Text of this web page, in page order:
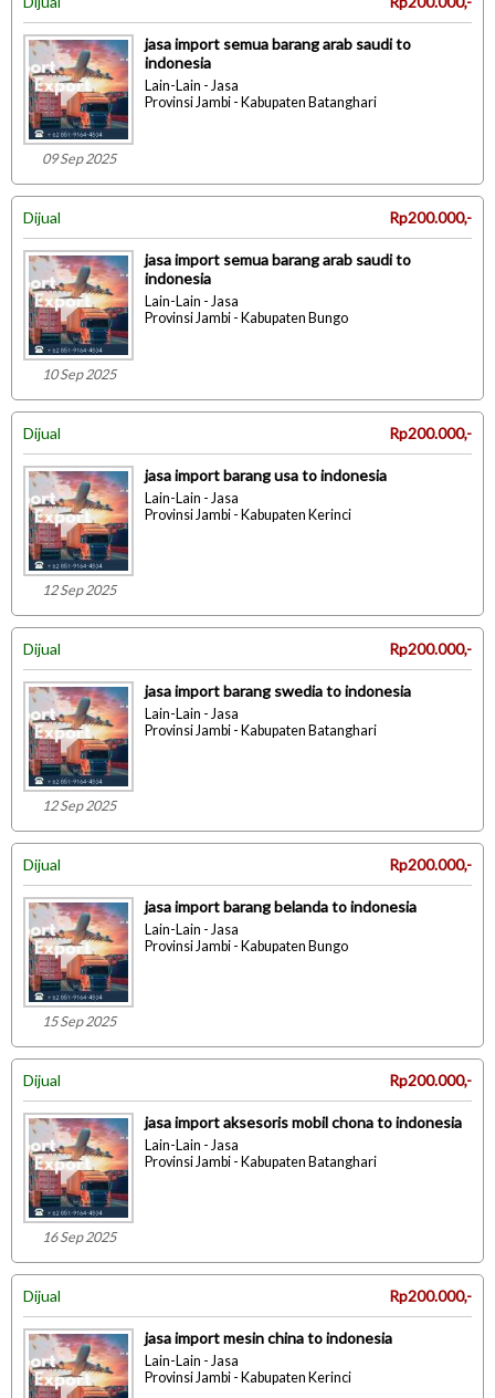
09 Sep 2025
jasa import semua barang arab saudi to
indonesia
Lain-Lain - Jasa
Provinsi Jambi - Kabupaten Batanghari
Dijual Rp200.000,-
10 Sep 2025
jasa import semua barang arab saudi to
indonesia
Lain-Lain - Jasa
Provinsi Jambi - Kabupaten Bungo
Dijual Rp200.000,-
12 Sep 2025
jasa import barang usa to indonesia
Lain-Lain - Jasa
Provinsi Jambi - Kabupaten Kerinci
Dijual Rp200.000,-
12 Sep 2025
jasa import barang swedia to indonesia
Lain-Lain - Jasa
Provinsi Jambi - Kabupaten Batanghari
Dijual Rp200.000,-
15 Sep 2025
jasa import barang belanda to indonesia
Lain-Lain - Jasa
Provinsi Jambi - Kabupaten Bungo
Dijual Rp200.000,-
16 Sep 2025
jasa import aksesoris mobil chona to indonesia
Lain-Lain - Jasa
Provinsi Jambi - Kabupaten Batanghari
Dijual Rp200.000,-
jasa import mesin china to indonesia
Lain-Lain - Jasa
Provinsi Jambi - Kabupaten Kerinci